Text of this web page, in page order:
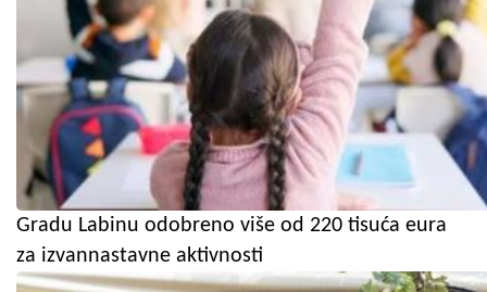
Gradu Labinu odobreno više od 220 tisuća eura
za izvannastavne aktivnosti